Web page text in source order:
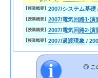
【授業概要】 2007/システム基礎
【授業概要】 2007/電気回路1·演
【授業概要】 2007/電気回路2·演
【授業概要】 2007/過渡現象 /
◎ こ